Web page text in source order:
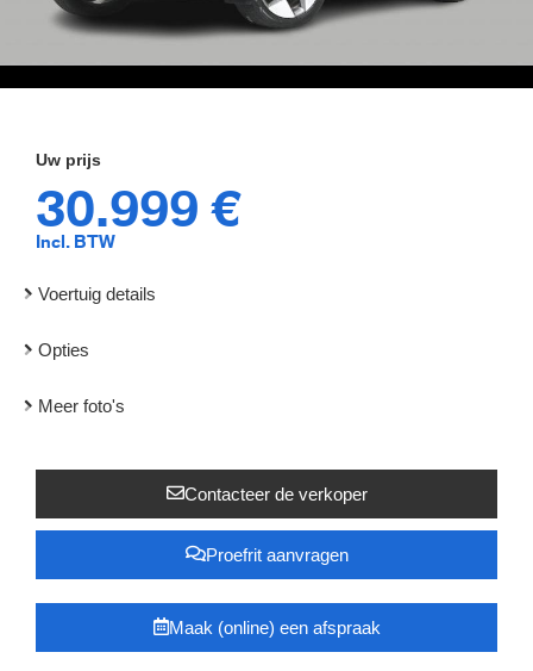
30.999 €
Incl. BTW
Voertuig details
Opties
Meer foto's
Contacteer de verkoper
Proefrit aanvragen
Maak (online) een afspraak